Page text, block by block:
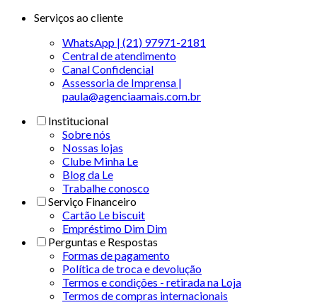
Serviços ao cliente
WhatsApp | (21) 97971-2181
Central de atendimento
Canal Confidencial
Assessoria de Imprensa |
paula@agenciaamais.com.br
Institucional
Sobre nós
Nossas lojas
Clube Minha Le
Blog da Le
Trabalhe conosco
Serviço Financeiro
Cartão Le biscuit
Empréstimo Dim Dim
Perguntas e Respostas
Formas de pagamento
Política de troca e devolução
Termos e condições - retirada na Loja
Termos de compras internacionais